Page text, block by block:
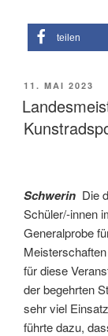
teilen
AM
11. MAI 2023
Schwerin Die
Schüler/-innen
Generalprobe
für diese
der begehrten
sehr viel
führte dazu,